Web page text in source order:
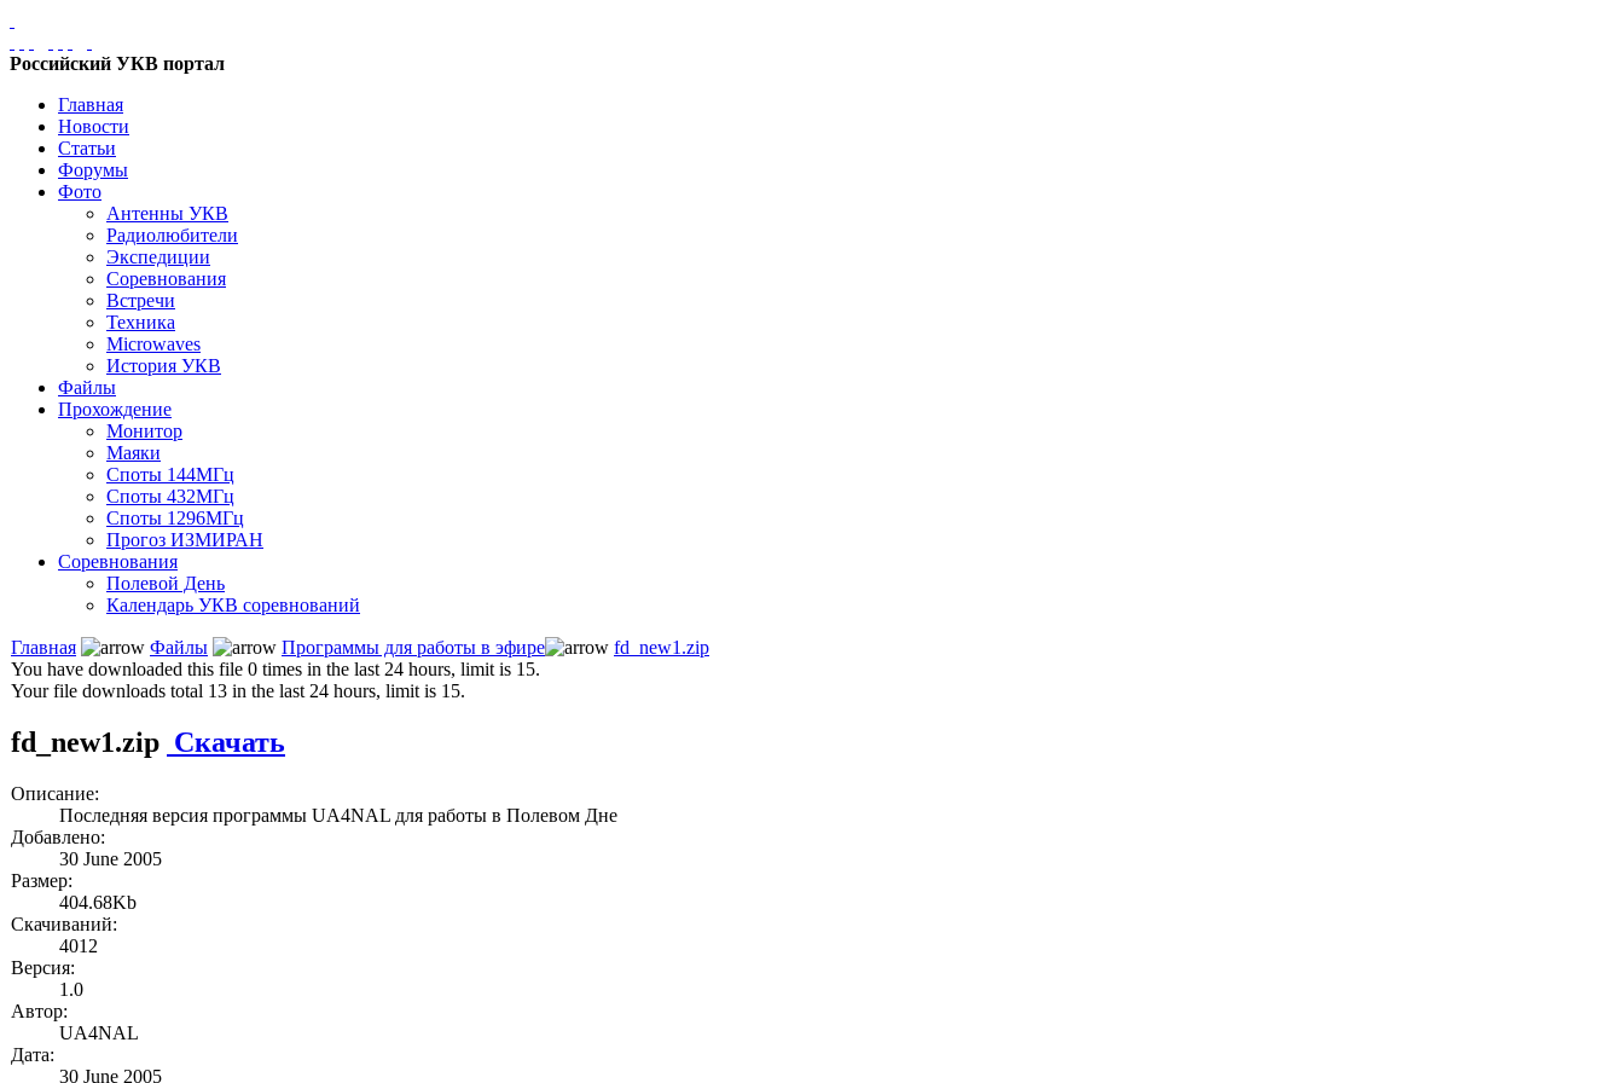
Российский УКВ портал
Главная
Новости
Статьи
Форумы
Фото
Антенны УКВ
Радиолюбители
Экспедиции
Соревнования
Встречи
Техника
Microwaves
История УКВ
Файлы
Прохождение
Монитор
Маяки
Споты 144МГц
Споты 432МГц
Споты 1296МГц
Прогоз ИЗМИРАН
Соревнования
Полевой День
Календарь УКВ соревнований
Главная Файлы Программы для работы в эфире
fd_new1.zip
You have downloaded this file 0 times in the last 24 hours, limit is 15.
Your file downloads total 13 in the last 24 hours, limit is 15.
fd_new1.zip Скачать
Описание:
Последняя версия программы UA4NAL для работы в Полевом Дне
Добавлено:
30 June 2005
Размер:
404.68Kb
Скачиваний:
4012
Версия:
1.0
Автор:
UA4NAL
Дата:
30 June 2005